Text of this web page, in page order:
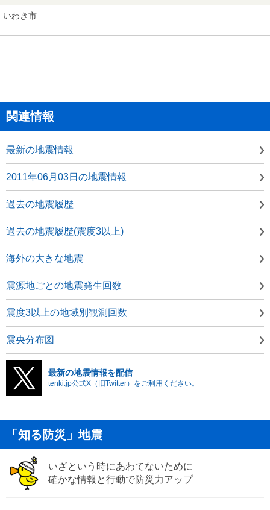
いわき市
関連情報
最新の地震情報
2011年06月03日の地震情報
過去の地震履歴
過去の地震履歴(震度3以上)
海外の大きな地震
震源地ごとの地震発生回数
震度3以上の地域別観測回数
震央分布図
最新の地震情報を配信
tenki.jp公式X（旧Twitter）をご利用ください。
「知る防災」地震
いざという時にあわてないために
確かな情報と行動で防災力アップ